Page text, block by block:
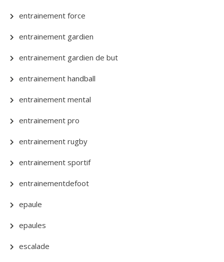
entrainement force
entrainement gardien
entrainement gardien de but
entrainement handball
entrainement mental
entrainement pro
entrainement rugby
entrainement sportif
entrainementdefoot
epaule
epaules
escalade